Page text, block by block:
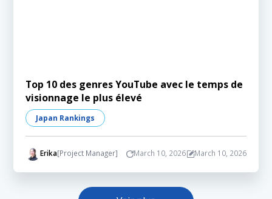
Top 10 des genres YouTube avec le temps de
visionnage le plus élevé
Japan Rankings
Erika[Project Manager] March 10, 2026 March 10, 2026